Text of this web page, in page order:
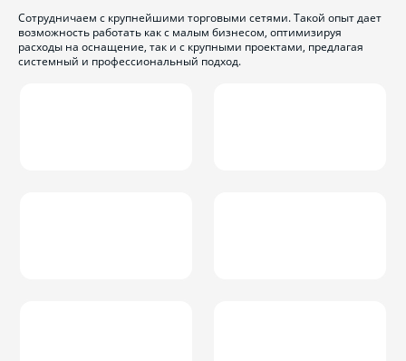
Сотрудничаем с крупнейшими торговыми сетями. Такой опыт дает
возможность работать как с малым бизнесом, оптимизируя
расходы на оснащение, так и с крупными проектами, предлагая
системный и профессиональный подход.